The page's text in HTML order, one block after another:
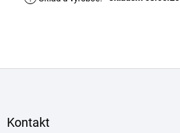
Kontakt